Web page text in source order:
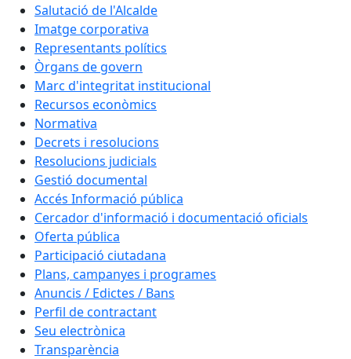
Salutació de l'Alcalde
Imatge corporativa
Representants polítics
Òrgans de govern
Marc d'integritat institucional
Recursos econòmics
Normativa
Decrets i resolucions
Resolucions judicials
Gestió documental
Accés Informació pública
Cercador d'informació i documentació oficials
Oferta pública
Participació ciutadana
Plans, campanyes i programes
Anuncis / Edictes / Bans
Perfil de contractant
Seu electrònica
Transparència